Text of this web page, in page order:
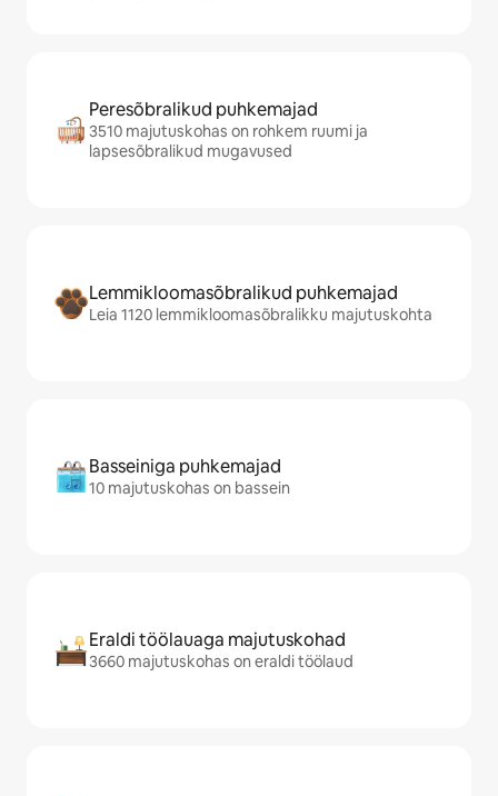
Peresõbralikud puhkemajad
3510 majutuskohas on rohkem ruumi ja
lapsesõbralikud mugavused
Lemmikloomasõbralikud puhkemajad
Leia 1120 lemmikloomasõbralikku majutuskohta
Basseiniga puhkemajad
10 majutuskohas on bassein
Eraldi töölauaga majutuskohad
3660 majutuskohas on eraldi töölaud